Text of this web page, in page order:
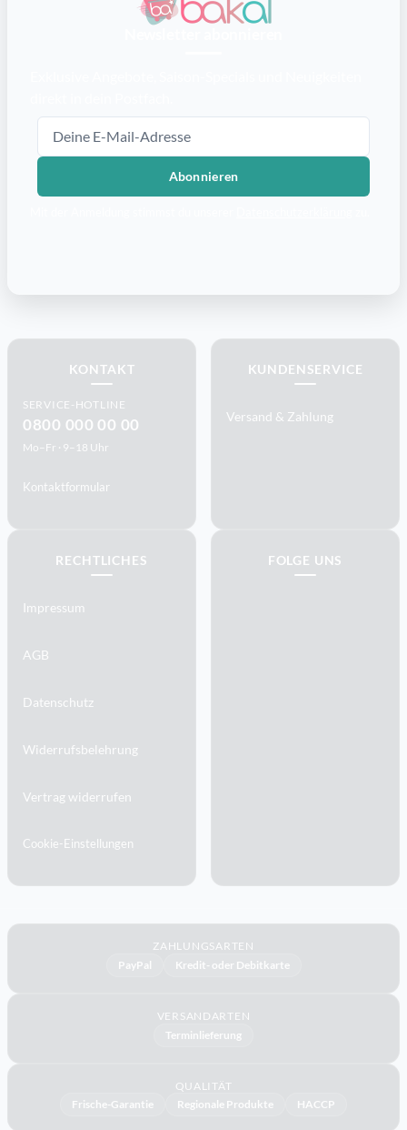
E-Mail-Adresse
Abonnieren
KONTAKT
SERVICE-HOTLINE
0800 000 00 00
Mo–Fr · 9–18 Uhr
Kontaktformular
KUNDENSERVICE
Versand & Zahlung
RECHTLICHES
Impressum
AGB
Datenschutz
Widerrufsbelehrung
Vertrag widerrufen
Cookie-Einstellungen
FOLGE UNS
ZAHLUNGSARTEN
PayPal
Kredit- oder Debitkarte
VERSANDARTEN
Terminlieferung
QUALITÄT
Frische-Garantie
Regionale Produkte HACCP